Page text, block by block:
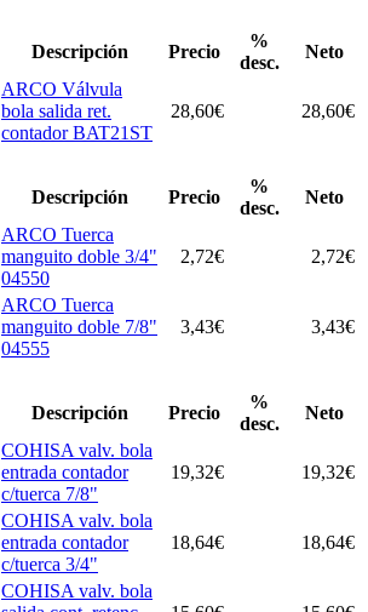
Descripción Precio
%
desc.
Neto
ARCO Válvula
bola salida ret.
contador BAT21ST
28,60€ 28,60€
Descripción Precio
%
desc.
Neto
ARCO Tuerca
manguito doble 3/4"
04550
2,72€ 2,72€
ARCO Tuerca
manguito doble 7/8"
04555
3,43€ 3,43€
Descripción Precio
%
desc.
Neto
COHISA valv. bola
entrada contador
c/tuerca 7/8"
19,32€ 19,32€
COHISA valv. bola
entrada contador
c/tuerca 3/4"
18,64€ 18,64€
COHISA valv. bola